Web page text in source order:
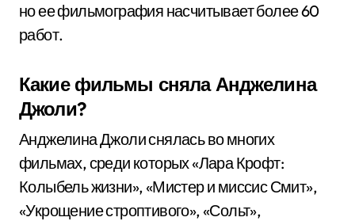
но ее фильмография насчитывает более 60
работ.
Какие фильмы сняла Анджелина
Джоли?
Анджелина Джоли снялась во многих
фильмах, среди которых «Лара Крофт:
Колыбель жизни», «Мистер и миссис Смит»,
«Укрощение строптивого», «Сольт»,